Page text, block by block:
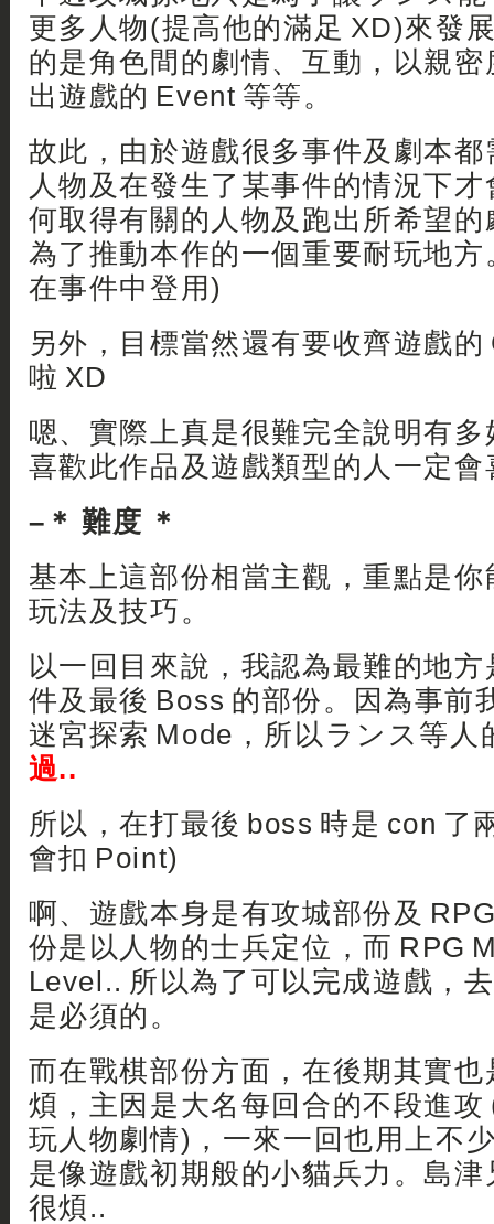
更多人物(提高他的滿足 XD)來發
的是角色間的劇情、互動，以親
出遊戲的 Event 等等。
故此，由於遊戲很多事件及劇本
人物及在發生了某事件的情況下
何取得有關的人物及跑出所希望
為了推動本作的一個重要耐玩地
在事件中登用)
另外，目標當然還有要收齊遊戲的
啦 XD
嗯、實際上真是很難完全說明有
喜歡此作品及遊戲類型的人一定會
–＊ 難度 ＊
基本上這部份相當主觀，重點是
玩法及技巧。
以一回目來說，我認為最難的地
件及最後 Boss 的部份。因為事前
迷宮探索 Mode，所以ランス等人
過..
所以，在打最後 boss 時是 con 了
會扣 Point)
啊、遊戲本身是有攻城部份及
份是以人物的士兵定位，而 RPG
Level.. 所以為了可以完成遊戲，
是必須的。
而在戰棋部份方面，在後期其實
煩，主因是大名每回合的不段進
玩人物劇情)，一來一回也用上不
是像遊戲初期般的小貓兵力。島
很煩..